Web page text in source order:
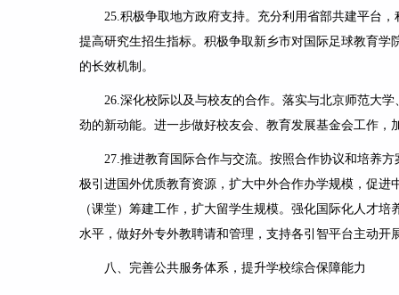
25.积极争取地方政府支持。充分利用省部共建平台
提高研究生招生指标。积极争取新乡市对国际足球教育
的长效机制。
26.深化校际以及与校友的合作。落实与北京师范大
劲的新动能。进一步做好校友会、教育发展基金会工作，
27.推进教育国际合作与交流。按照合作协议和培养
极引进国外优质教育资源，扩大中外合作办学规模，促
（课堂）筹建工作，扩大留学生规模。强化国际化人才
水平，做好外专外教聘请和管理，支持各引智平台主动开
八、完善公共服务体系，提升学校综合保障能力